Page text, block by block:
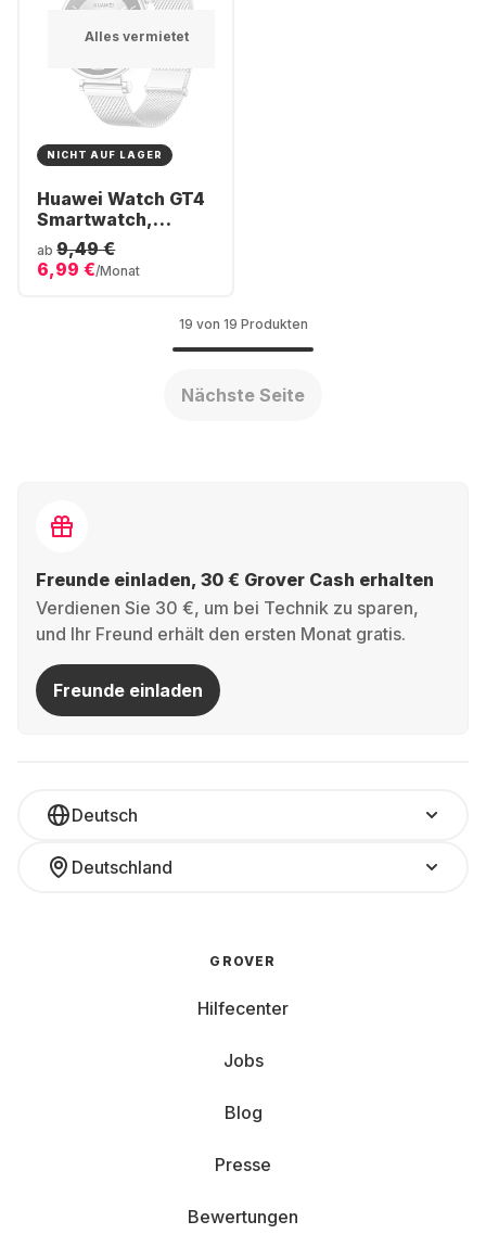
Alles vermietet
NICHT AUF LAGER
Huawei Watch GT4
Smartwatch,
Stainless Steel
Case, 41mm
ab 9,49 €
6,99 €/Monat
19 von 19 Produkten
Nächste Seite
Freunde einladen, 30 € Grover Cash erhalten
Verdienen Sie 30 €, um bei Technik zu sparen,
und Ihr Freund erhält den ersten Monat gratis.
Freunde einladen
Deutsch
Deutschland
GROVER
Hilfecenter
Jobs
Blog
Presse
Bewertungen